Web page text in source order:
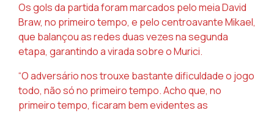
Os gols da partida foram marcados pelo meia David
Braw, no primeiro tempo, e pelo centroavante Mikael,
que balançou as redes duas vezes na segunda
etapa, garantindo a virada sobre o Murici.
“O adversário nos trouxe bastante dificuldade o jogo
todo, não só no primeiro tempo. Acho que, no
primeiro tempo, ficaram bem evidentes as